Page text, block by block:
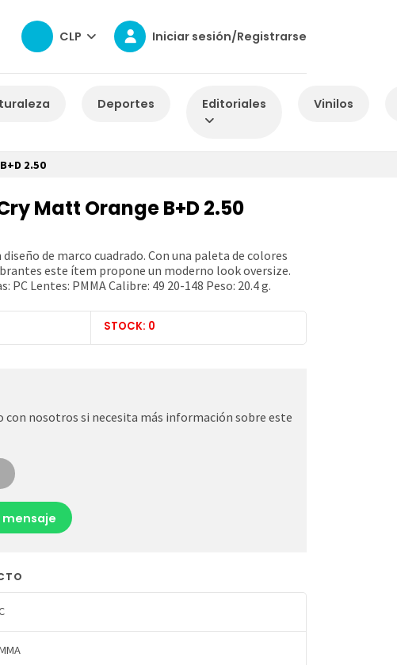
CLP Iniciar sesión/Registrarse
Deportes Editoriales Vinilos
2.50
Matt Orange B+D 2.50
de marco cuadrado. Con una paleta de colores
este ítem propone un moderno look oversize.
PC Lentes: PMMA Calibre: 49 20-148 Peso: 20.4 g.
STOCK: 0
con nosotros si necesita más información sobre este
mensaje